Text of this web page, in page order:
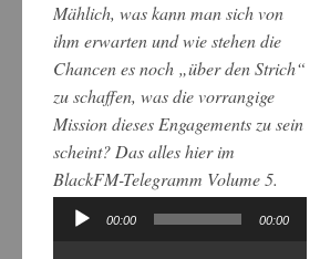
Mählich, was kann man sich von
ihm erwarten und wie stehen die
Chancen es noch „über den Strich“
zu schaffen, was die vorrangige
Mission dieses Engagements zu sein
scheint? Das alles hier im
BlackFM-Telegramm Volume 5.
Audio-
00:00 00:00